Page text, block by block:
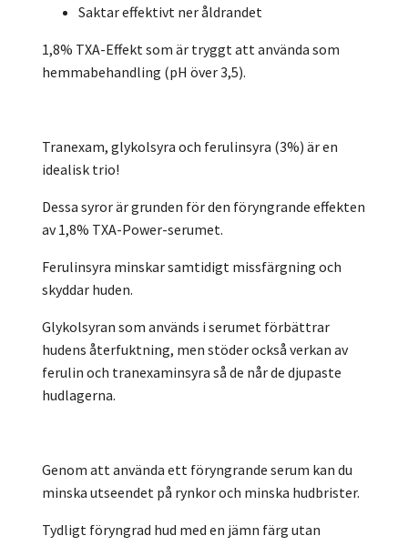
Saktar effektivt ner åldrandet
1,8% TXA-Effekt som är tryggt att använda som
hemmabehandling (pH över 3,5).
Tranexam, glykolsyra och ferulinsyra (3%) är en
idealisk trio!
Dessa syror är grunden för den föryngrande effekten
av 1,8% TXA-Power-serumet.
Ferulinsyra minskar samtidigt missfärgning och
skyddar huden.
Glykolsyran som används i serumet förbättrar
hudens återfuktning, men stöder också verkan av
ferulin och tranexaminsyra så de når de djupaste
hudlagerna.
Genom att använda ett föryngrande serum kan du
minska utseendet på rynkor och minska hudbrister.
Tydligt föryngrad hud med en jämn färg utan